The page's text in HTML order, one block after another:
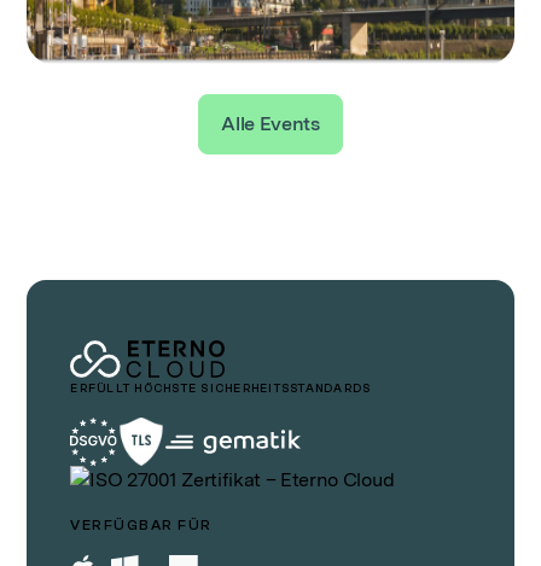
Alle Events
ERFÜLLT HÖCHSTE SICHERHEITSSTANDARDS
VERFÜGBAR FÜR